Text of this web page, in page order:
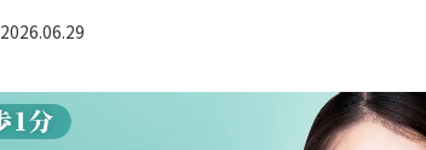
2026.06.29